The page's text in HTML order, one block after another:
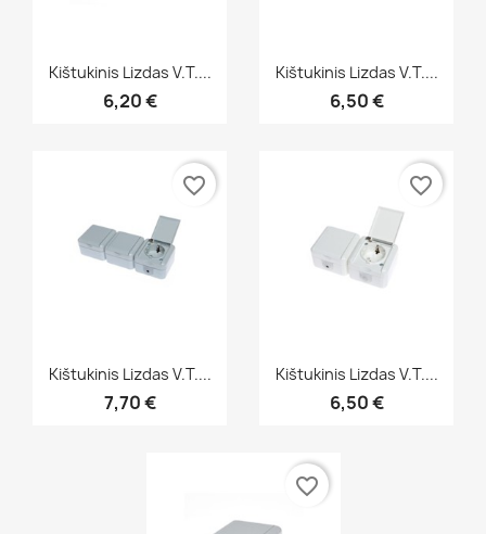
Greita peržiūra
Kištukinis Lizdas V.t....
6,20 €
Greita peržiūra
Kištukinis Lizdas V.t....
6,50 €
Greita peržiūra
Kištukinis Lizdas V.t....
7,70 €
favorite_border
Greita peržiūra
Kištukinis Lizdas V.t....
6,50 €
favorite_border
favorite_border